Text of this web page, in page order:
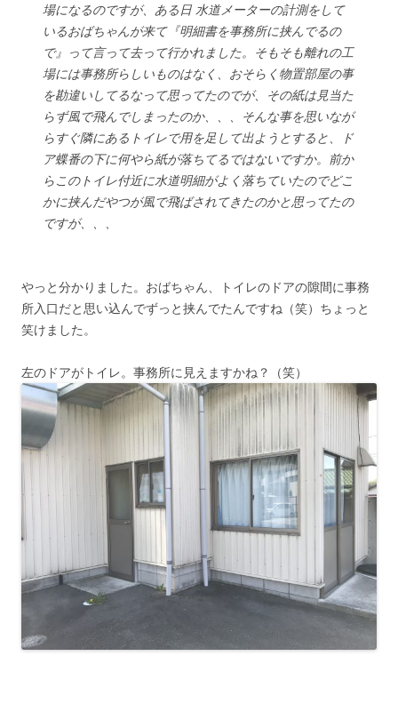
場になるのですが、ある日 水道メーターの計測をして
いるおばちゃんが来て『明細書を事務所に挟んでるの
で』って言って去って行かれました。そもそも離れの工
場には事務所らしいものはなく、おそらく物置部屋の事
を勘違いしてるなって思ってたのでが、その紙は見当た
らず風で飛んでしまったのか、、、そんな事を思いなが
らすぐ隣にあるトイレで用を足して出ようとすると、ド
ア蝶番の下に何やら紙が落ちてるではないですか。前か
らこのトイレ付近に水道明細がよく落ちていたのでどこ
かに挟んだやつが風で飛ばされてきたのかと思ってたの
ですが、、、
やっと分かりました。おばちゃん、トイレのドアの隙間に事務
所入口だと思い込んでずっと挟んでたんですね（笑）ちょっと
笑けました。
左のドアがトイレ。事務所に見えますかね？（笑）